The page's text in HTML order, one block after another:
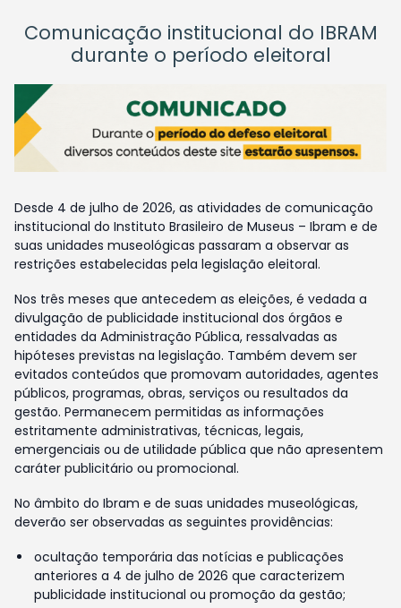
Comunicação institucional do IBRAM
durante o período eleitoral
Desde 4 de julho de 2026, as atividades de comunicação
institucional do Instituto Brasileiro de Museus – Ibram e de
suas unidades museológicas passaram a observar as
restrições estabelecidas pela legislação eleitoral.
Nos três meses que antecedem as eleições, é vedada a
divulgação de publicidade institucional dos órgãos e
entidades da Administração Pública, ressalvadas as
hipóteses previstas na legislação. Também devem ser
evitados conteúdos que promovam autoridades, agentes
públicos, programas, obras, serviços ou resultados da
gestão. Permanecem permitidas as informações
estritamente administrativas, técnicas, legais,
emergenciais ou de utilidade pública que não apresentem
caráter publicitário ou promocional.
No âmbito do Ibram e de suas unidades museológicas,
deverão ser observadas as seguintes providências:
ocultação temporária das notícias e publicações
anteriores a 4 de julho de 2026 que caracterizem
publicidade institucional ou promoção da gestão;